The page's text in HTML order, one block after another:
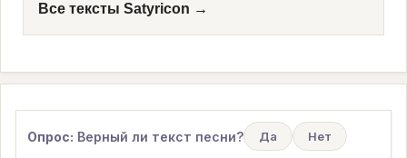
Все тексты Satyricon →
Опрос: Верный ли текст песни? Да Нет